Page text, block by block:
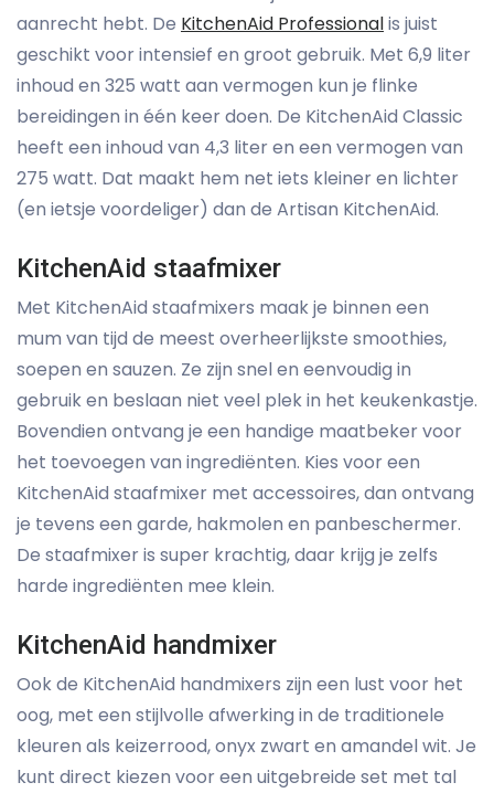
aanrecht hebt. De KitchenAid Professionalis juist
geschikt voor intensief en groot gebruik. Met 6,9 liter
inhoud en 325 watt aan vermogen kun je flinke
bereidingen in één keer doen. De KitchenAid Classic
heeft een inhoud van 4,3 liter en een vermogen van
275 watt. Dat maakt hem net iets kleiner en lichter
(en ietsje voordeliger) dan de Artisan KitchenAid.
KitchenAid staafmixer
Met KitchenAid staafmixers maak je binnen een
mum van tijd de meest overheerlijkste smoothies,
soepen en sauzen. Ze zijn snel en eenvoudig in
gebruik en beslaan niet veel plek in het keukenkastje.
Bovendien ontvang je een handige maatbeker voor
het toevoegen van ingrediënten. Kies voor een
KitchenAid staafmixer met accessoires, dan ontvang
je tevens een garde, hakmolen en panbeschermer.
De staafmixer is super krachtig, daar krijg je zelfs
harde ingrediënten mee klein.
KitchenAid handmixer
Ook de KitchenAid handmixers zijn een lust voor het
oog, met een stijlvolle afwerking in de traditionele
kleuren als keizerrood, onyx zwart en amandel wit. Je
kunt direct kiezen voor een uitgebreide set met tal